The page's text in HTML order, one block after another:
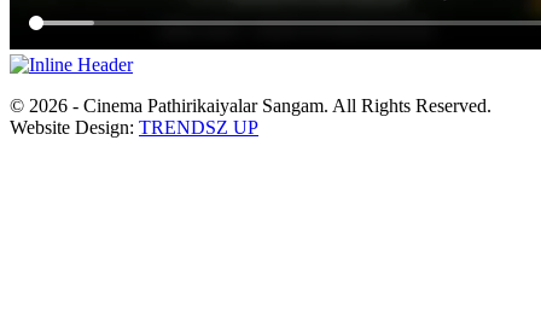
© 2026 - Cinema Pathirikaiyalar Sangam. All Rights Reserved.
Website Design: TRENDSZ UP